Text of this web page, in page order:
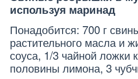
используя маринад
Понадобится: 700 г
растительного масла и
соуса, 1/3 чайной ложки
половины лимона, 3